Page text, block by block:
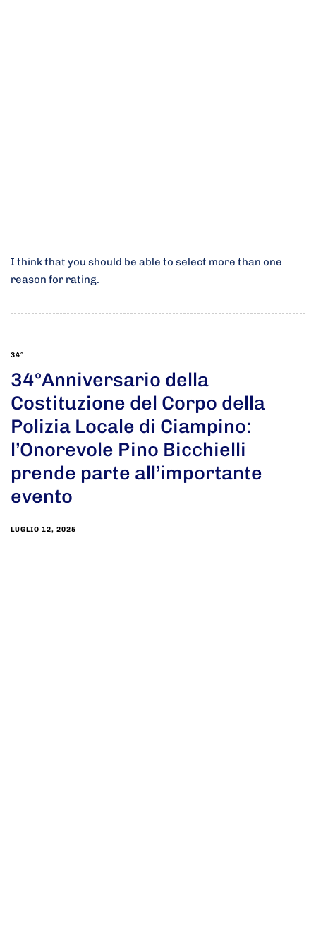
I think that you should be able to select more than one
reason for rating.
34°
34°Anniversario della
Costituzione del Corpo della
Polizia Locale di Ciampino:
l’Onorevole Pino Bicchielli
prende parte all’importante
evento
LUGLIO 12, 2025